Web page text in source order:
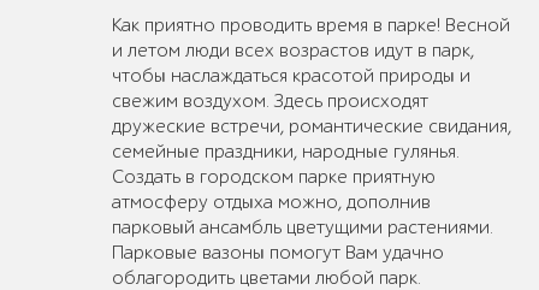
Как приятно проводить время в парке! Весной
и летом люди всех возрастов идут в парк,
чтобы наслаждаться красотой природы и
свежим воздухом. Здесь происходят
дружеские встречи, романтические свидания,
семейные праздники, народные гулянья.
Создать в городском парке приятную
атмосферу отдыха можно, дополнив
парковый ансамбль цветущими растениями.
Парковые вазоны помогут Вам удачно
облагородить цветами любой парк.